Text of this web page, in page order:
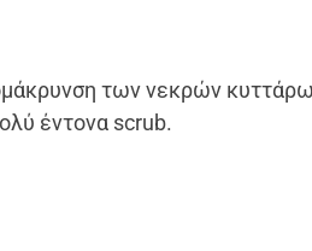
των νεκρών
έντονα scrub.